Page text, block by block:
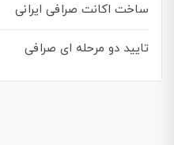
ساخت اکانت صرافی ایرانی
تایید دو مرحله ای صرافی